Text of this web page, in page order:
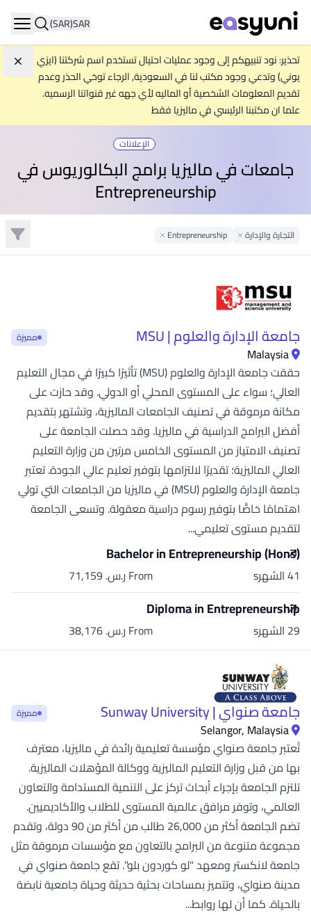
SAR
(SAR)
تحذير: نود تنبيهكم إلى وجود عمليات احتيال تستخدم اسم شركتنا (ايزي
يوني) وتدعي وجود مكتب لنا في السعودية, الرجاء توخي الحذر وعدم
تقديم المعلومات الشخصية أو الماليه لأي جهه غير قنواتنا الرسميه.
علما ان مكتبنا الرئيسي في ماليزيا فقط
الإعلانات
جامعات في ماليزيا برامج البكالوريوس في
Entrepreneurship
التجارة والإدارةRemove Filter
Entrepreneurship
Remove Filter
جامعة الإدارة والعلوم | MSU مميزة
Malaysia
حققت جامعة الإدارة والعلوم (MSU) تأثيرًا كبيرًا في مجال التعليم
العالي؛ سواء على المستوى المحلي أو الدولي. وقد حازت على
مكانة مرموقة في تصنيف الجامعات الماليزية، وتشتهر بتقديم
أفضل البرامج الدراسية في ماليزيا. وقد حصلت الجامعة على
تصنيف الامتياز من المستوى الخامس مرتين من وزارة التعليم
العالي الماليزية؛ تقديرًا لالتزامها بتوفير تعليم عالي الجودة. تعتبر
جامعة الإدارة والعلوم (MSU) في ماليزيا من الجامعات التي تولي
اهتمامًا خاصًّا بتوفير رسوم دراسية معقولة. وتسعى الجامعة
لتقديم مستوى تعليمي...
Bachelor in Entrepreneurship (Hons)
41 الشهرs From ر.س.‏ 71,159
Diploma in Entrepreneurship
29 الشهرs From ر.س.‏ 38,176
جامعة صنواي | Sunway University مميزة
Selangor, Malaysia
تُعتبر جامعة صنواي مؤسسة تعليمية رائدة في ماليزيا، معترف
بها من قبل وزارة التعليم الماليزية ووكالة المؤهلات الماليزية.
تلتزم الجامعة بإجراء أبحاث تركز على التنمية المستدامة والتعاون
العالمي، وتوفر مرافق عالمية المستوى للطلاب والأكاديميين.
تضم الجامعة أكثر من 26,000 طالب من أكثر من 90 دولة، وتقدم
مجموعة متنوعة من البرامج بالتعاون مع مؤسسات مرموقة مثل
جامعة لانكستر ومعهد "لو كوردون بلو". تقع جامعة صنواي في
مدينة صنواي، وتتميز بمساحات بحثية حديثة وحياة جامعية نابضة
بالحياة. كما أن لها روابط...